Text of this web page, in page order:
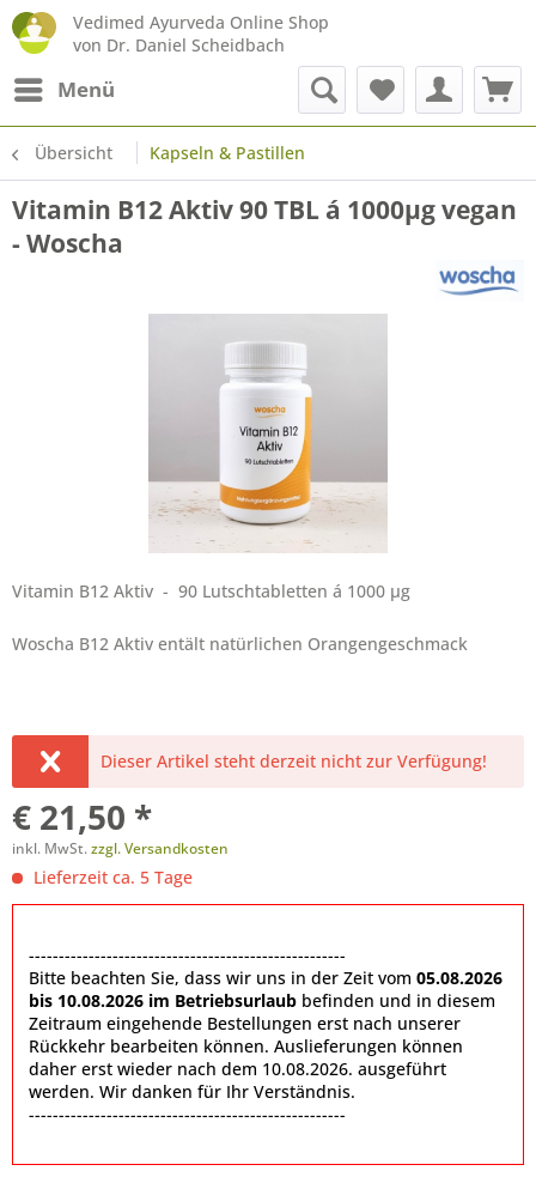
Vedimed Ayurveda Online Shop
von Dr. Daniel Scheidbach
Menü
Übersicht Kapseln & Pastillen
Vitamin B12 Aktiv 90 TBL á 1000µg vegan
- Woscha
Vitamin B12 Aktiv - 90 Lutschtabletten á 1000 µg
Woscha B12 Aktiv entält natürlichen Orangengeschmack
Dieser Artikel steht derzeit nicht zur Verfügung!
€ 21,50 *
inkl. MwSt.zzgl. Versandkosten
Lieferzeit ca. 5 Tage
-----------------------------------------------------
Bitte beachten Sie, dass wir uns in der Zeit vom 05.08.2026
bis 10.08.2026 im Betriebsurlaub befinden und in diesem
Zeitraum eingehende Bestellungen erst nach unserer
Rückkehr bearbeiten können. Auslieferungen können
daher erst wieder nach dem 10.08.2026. ausgeführt
werden. Wir danken für Ihr Verständnis.
-----------------------------------------------------